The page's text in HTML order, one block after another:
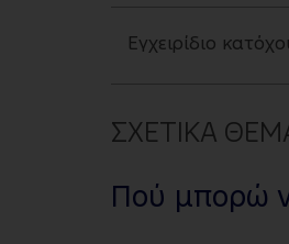
Εγχειρίδιο
ΣΧΕΤΙΚΑ
Πού μπορώ